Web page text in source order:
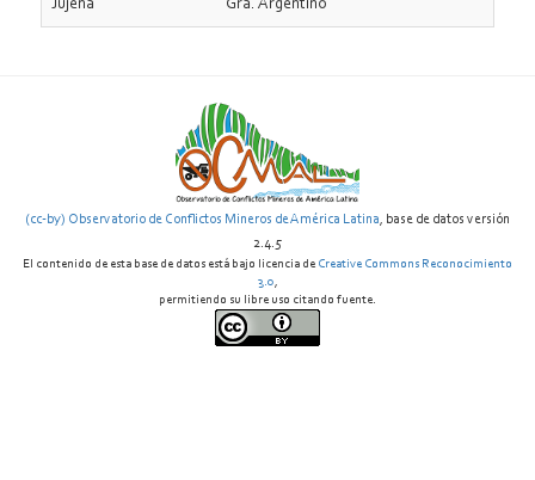
Jujeña
Gra. Argentino
(cc-by) Observatorio de Conflictos Mineros de América Latina, base de datos versión
2.4.5
El contenido de esta base de datos está bajo licencia de Creative Commons Reconocimiento
3.0,
permitiendo su libre uso citando fuente.